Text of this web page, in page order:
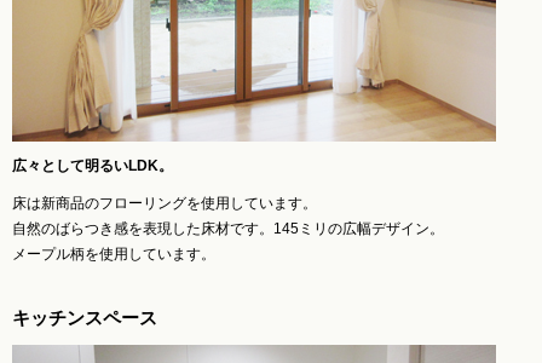
広々として明るいLDK。
床は新商品のフローリングを使用しています。
自然のばらつき感を表現した床材です。145ミリの広幅デザイン。
メープル柄を使用しています。
キッチンスペース